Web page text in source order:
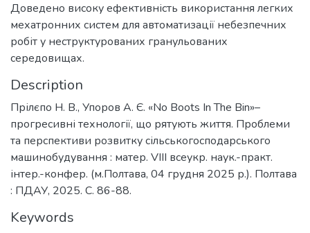
Доведено високу ефективність використання легких
мехатронних систем для автоматизації небезпечних
робіт у неструктурованих гранульованих
середовищах.
Description
Прілєпо Н. В., Упоров А. Є. «No Boots In The Bin»–
прогресивні технології, що рятують життя. Проблеми
та перспективи розвитку сільськогосподарського
машинобудування : матер. VІІІ всеукр. наук.-практ.
інтер.-конфер. (м.Полтава, 04 грудня 2025 р.). Полтава
: ПДАУ, 2025. С. 86-88.
Keywords